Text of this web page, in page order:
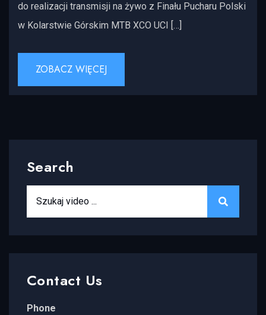
do realizacji transmisji na żywo z Finału Pucharu Polski
w Kolarstwie Górskim MTB XCO UCI […]
ZOBACZ WIĘCEJ
Search
Contact Us
Phone